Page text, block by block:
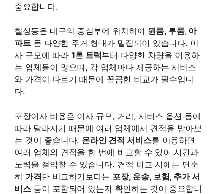
중요합니다.
칠성동은 대구의 중심부에 위치하여 원룸, 투룸, 아
파트 등 다양한 주거 형태가 밀집되어 있습니다. 이
사 규모에 따라 1톤 트럭 부터 다양한 차량을 이용하
는 업체들이 많으며, 각 업체마다 제공하는 서비스
와 가격이 다르기 때문에 꼼꼼한 비교가 필수입니
다.
포장이사 비용은 이사 규모, 거리, 서비스 옵션 등에
따라 달라지기 때문에 여러 업체에서 견적을 받아보
는 것이 좋습니다. 온라인 견적 서비스를 이용하면
여러 업체의 견적을 한 번에 비교할 수 있어 시간과
노력을 절약할 수 있습니다. 견적 비교 시에는 단순
히 가격만 비교하기보다는 포장, 운송, 보험, 추가 서
비스 등이 포함되어 있는지 확인하는 것이 중요합니